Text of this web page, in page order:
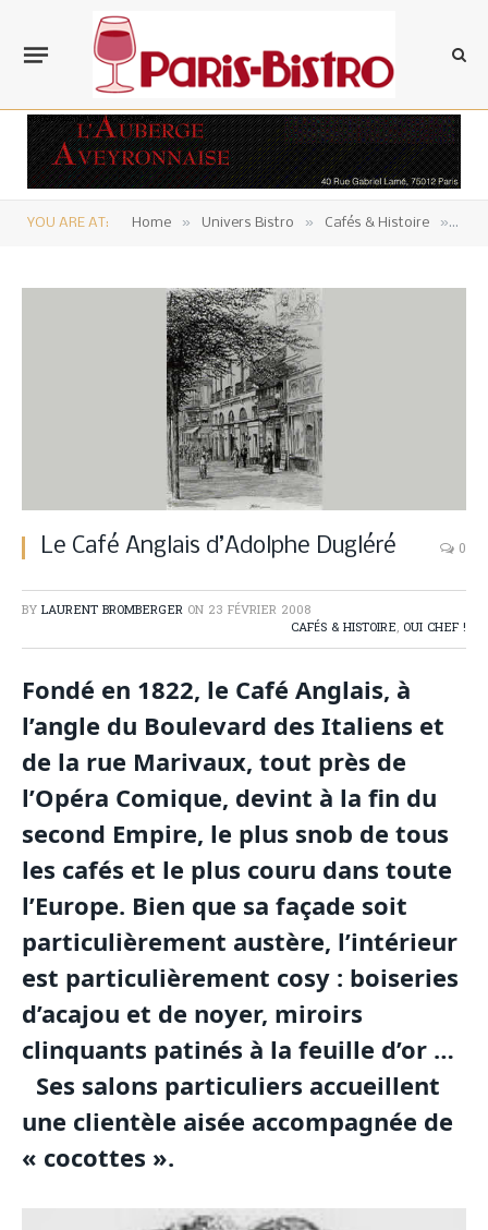
YOU ARE AT: Home » Univers Bistro » Cafés & Histoire »
Le Café Anglais d’Adolphe Dugléré 0
BY LAURENT BROMBERGER ON 23 FÉVRIER 2008
CAFÉS & HISTOIRE, OUI CHEF !
Fondé en 1822, le Café Anglais, à
l’angle du Boulevard des Italiens et
de la rue Marivaux, tout près de
l’Opéra Comique, devint à la fin du
second Empire, le plus snob de tous
les cafés et le plus couru dans toute
l’Europe. Bien que sa façade soit
particulièrement austère, l’intérieur
est particulièrement cosy : boiseries
d’acajou et de noyer, miroirs
clinquants patinés à la feuille d’or …
Ses salons particuliers accueillent
une clientèle aisée accompagnée de
« cocottes ».